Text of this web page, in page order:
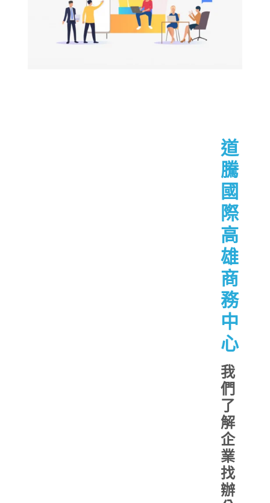
道
騰
國
際
高
雄
商
務
中
心
我
們
了
解
企
業
找
辦